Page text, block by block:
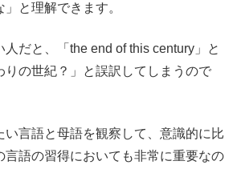
と理解できます。
人だと、「the end of this century」と
りの世紀？」と誤訳してしまうので
い言語と母語を観察して、意識的に比
言語の習得においても非常に重要なの